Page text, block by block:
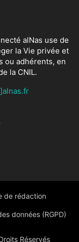
alNas use de
la Vie privée et
ou adhérents, en
la CNIL.
de rédaction
données (RGPD)
Réservés